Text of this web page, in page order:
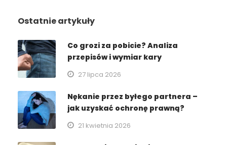
Ostatnie artykuły
Co grozi za pobicie? Analiza
przepisów i wymiar kary
27 lipca 2026
Nękanie przez byłego partnera –
jak uzyskać ochronę prawną?
21 kwietnia 2026